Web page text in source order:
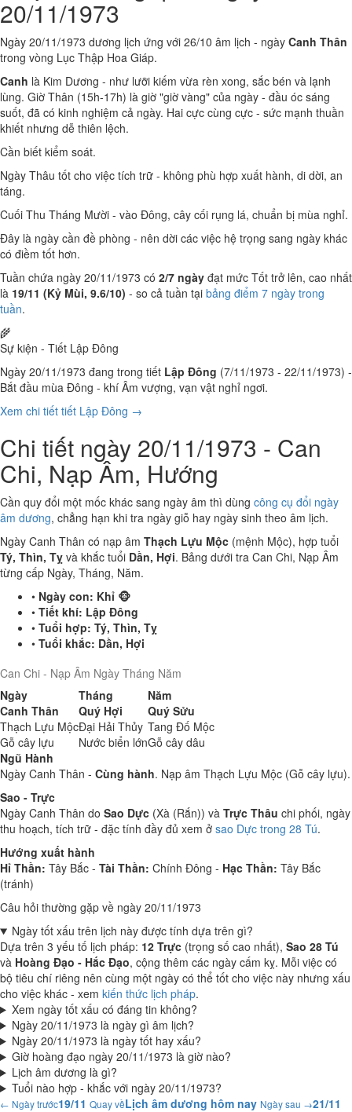
20/11/1973
Ngày 20/11/1973 dương lịch ứng với 26/10 âm lịch - ngày Canh Thân
trong vòng Lục Thập Hoa Giáp.
Canh là Kim Dương - như lưỡi kiếm vừa rèn xong, sắc bén và lạnh
lùng. Giờ Thân (15h-17h) là giờ "giờ vàng" của ngày - đầu óc sáng
suốt, đã có kinh nghiệm cả ngày. Hai cực cùng cực - sức mạnh thuần
khiết nhưng dễ thiên lệch.
Cần biết kiểm soát.
Ngày Thâu tốt cho việc tích trữ - không phù hợp xuất hành, di dời, an
táng.
Cuối Thu Tháng Mười - vào Đông, cây cối rụng lá, chuẩn bị mùa nghỉ.
Đây là ngày cần đề phòng - nên dời các việc hệ trọng sang ngày khác
có điềm tốt hơn.
Tuần chứa ngày 20/11/1973 có 2/7 ngày đạt mức Tốt trở lên, cao nhất
là 19/11 (Kỷ Mùi, 9.6/10) - so cả tuần tại bảng điểm 7 ngày trong
tuần.
🌾
Sự kiện - Tiết Lập Đông
Ngày 20/11/1973 đang trong tiết Lập Đông (7/11/1973 - 22/11/1973) -
Bắt đầu mùa Đông - khí Âm vượng, vạn vật nghỉ ngơi.
Xem chi tiết tiết Lập Đông →
Chi tiết ngày 20/11/1973 - Can
Chi, Nạp Âm, Hướng
Cần quy đổi một mốc khác sang ngày âm thì dùng công cụ đổi ngày
âm dương, chẳng hạn khi tra ngày giỗ hay ngày sinh theo âm lịch.
Ngày Canh Thân có nạp âm Thạch Lựu Mộc (mệnh Mộc), hợp tuổi
Tý, Thìn, Tỵ và khắc tuổi Dần, Hợi. Bảng dưới tra Can Chi, Nạp Âm
từng cấp Ngày, Tháng, Năm.
• Ngày con: Khỉ 🐵
• Tiết khí: Lập Đông
• Tuổi hợp: Tý, Thìn, Tỵ
• Tuổi khắc: Dần, Hợi
Can Chi - Nạp Âm Ngày Tháng Năm
Ngày
Tháng
Năm
Canh Thân
Quý Hợi
Quý Sửu
Thạch Lựu MộcĐại Hải Thủy Tang Đố Mộc
Gỗ cây lựu
Nước biển lớnGỗ cây dâu
Ngũ Hành
Ngày Canh Thân - Cùng hành. Nạp âm Thạch Lựu Mộc (Gỗ cây lựu).
Sao - Trực
Ngày Canh Thân do Sao Dực (Xà (Rắn)) và Trực Thâu chi phối, ngày
thu hoạch, tích trữ - đặc tính đầy đủ xem ở sao Dực trong 28 Tú.
Hướng xuất hành
Hỉ Thần: Tây Bắc - Tài Thần: Chính Đông - Hạc Thần: Tây Bắc
(tránh)
Câu hỏi thường gặp về ngày 20/11/1973
Ngày tốt xấu trên lịch này được tính dựa trên gì?
Dựa trên 3 yếu tố lịch pháp: 12 Trực (trọng số cao nhất), Sao 28 Tú
và Hoàng Đạo - Hắc Đạo, cộng thêm các ngày cấm kỵ. Mỗi việc có
bộ tiêu chí riêng nên cùng một ngày có thể tốt cho việc này nhưng xấu
cho việc khác - xem kiến thức lịch pháp.
Xem ngày tốt xấu có đáng tin không?
Ngày 20/11/1973 là ngày gì âm lịch?
Ngày 20/11/1973 là ngày tốt hay xấu?
Giờ hoàng đạo ngày 20/11/1973 là giờ nào?
Lịch âm dương là gì?
Tuổi nào hợp - khắc với ngày 20/11/1973?
← Ngày trước19/11 Quay vềLịch âm dương hôm nay Ngày sau →21/11